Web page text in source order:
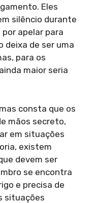
Eles
silêncio durante
apelar para
deixa de ser uma
para os
maior seria
consta que os
mãos secreto,
em situações
existem
devem ser
se encontra
e precisa de
situações